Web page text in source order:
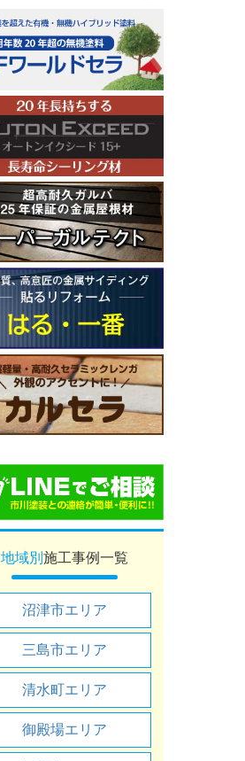
地域別 施工事例一覧
沼津市エリア
三島市エリア
清水町エリア
御殿場エリア